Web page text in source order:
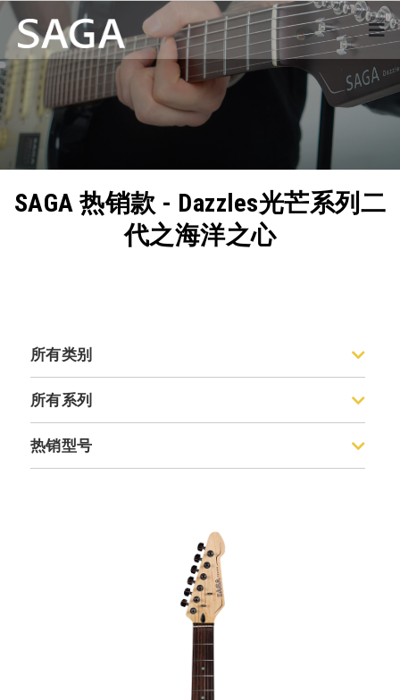
SAGA 热销款 - Dazzles光芒系列二
代之海洋之心
所有类别
ST
所有系列
Standard标准系列
热销型号